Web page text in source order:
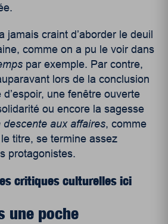
jamais craint d’aborder le deuil
comme on a pu le voir dans
par exemple. Par contre,
lors de la conclusion
une fenêtre ouverte
ou encore la sagesse
descente aux affaires, comme
titre, se termine assez
protagonistes.
critiques culturelles ici
une poche